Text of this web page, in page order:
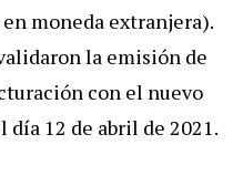
moneda extranjera).
la emisión de
con el nuevo
12 de abril de 2021.